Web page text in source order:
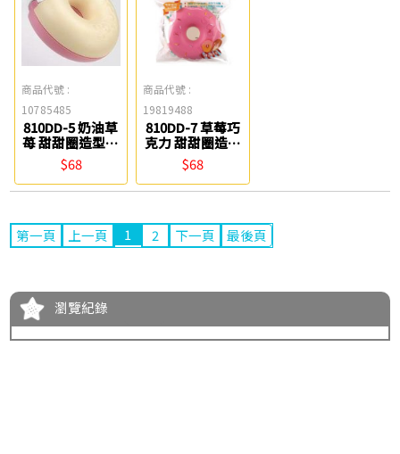
商品代號 :
10785485
810DD-5 奶油草
苺 甜甜圈造型膠
台 3M
$68
商品代號 :
19819488
810DD-7 草莓巧
克力 甜甜圈造型
膠台 3M
$68
第一頁 上一頁 1 2 下一頁 最後頁
瀏覽紀錄